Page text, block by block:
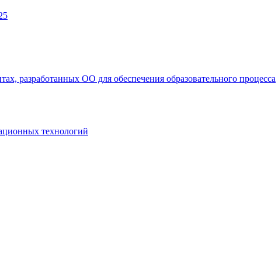
разработанных ОО для обеспечения образовательного процесса
технологий